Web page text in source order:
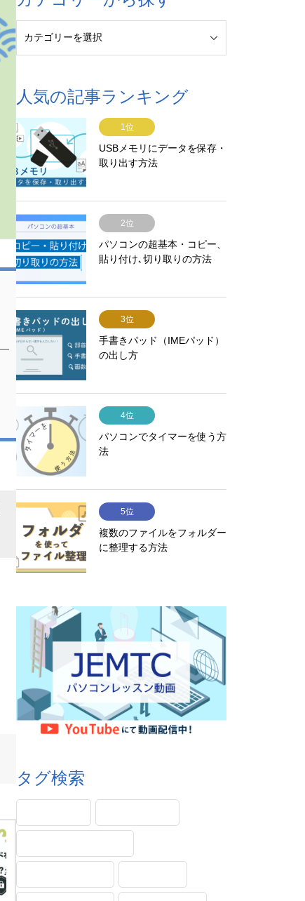
人気の記事ランキング
1位
USBメモリにデータを保存・
取り出す方法
2位
パソコンの超基本・コピー、
貼り付け､切り取りの方法
3位
手書きパッド（IMEパッド）
の出し方
4位
パソコンでタイマーを使う方
法
5位
複数のファイルをフォルダー
に整理する方法
タグ検索